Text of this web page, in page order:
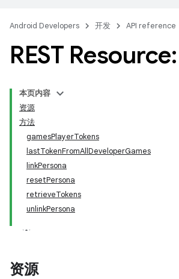
Android Developers 开发 API reference
REST
本页内容
资源
方法
gamesPlayerTokens
lastTokenFromAllDeveloperGames
linkPersona
resetPersona
retrieveTokens
unlinkPersona
资源